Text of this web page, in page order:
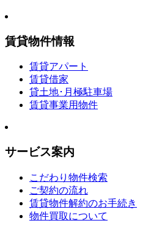
賃貸物件情報
賃貸アパート
賃貸借家
貸土地･月極駐車場
賃貸事業用物件
サービス案内
こだわり物件検索
ご契約の流れ
賃貸物件解約のお手続き
物件買取について